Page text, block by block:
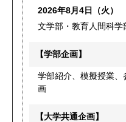
2026年8月4日（火）
文学部・教育人間科学
【学部企画】
学部紹介、模擬授業
画
【大学共通企画】